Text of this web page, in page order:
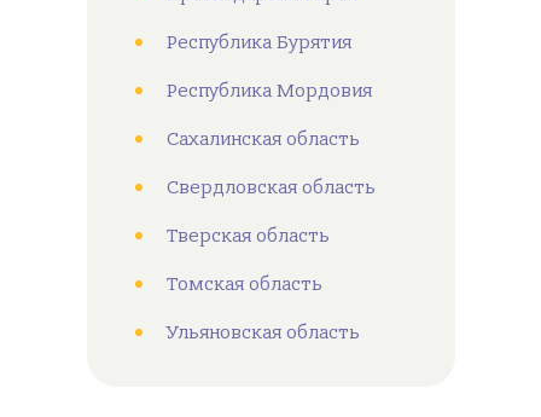
Республика Бурятия
Республика Мордовия
Сахалинская область
Свердловская область
Тверская область
Томская область
Ульяновская область